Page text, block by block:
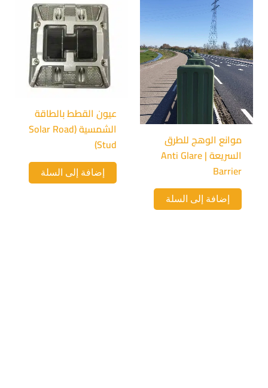
موانع الوهج للطرق
السريعة | Anti Glare
Barrier
إضافة إلى السلة
عيون القطط بالطاقة
الشمسية (Solar Road
Stud)
إضافة إلى السلة